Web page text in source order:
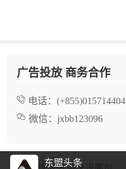
广告投放 商务合作
电话： (+855)015714404
微信： jxbb123096
东盟头条